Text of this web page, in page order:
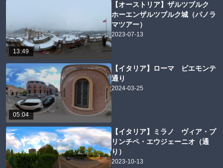
13:49
【オーストリア】ザルツブルク
ホーエンザルツブルク城（パノラ
マツアー）
2023-07-13
05:04
【イタリア】ローマ ピエモンテ
通り
2024-03-25
【イタリア】ミラノ ヴィア・プ
リンチペ・エウジェーニオ（通
り）
2023-10-13